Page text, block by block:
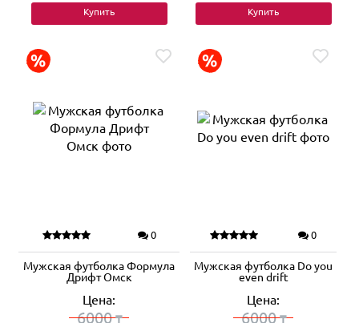
Купить Купить
0
Мужская футболка Формула
Дрифт Омск
Цена:
6000₸
0
Мужская футболка Do you
even drift
Цена:
6000₸